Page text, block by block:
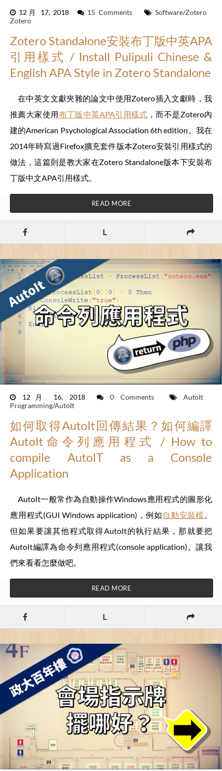
12月 17, 2018 15 Comments
Software/Zotero
Zotero
Zotero Standalone安裝布丁版中英APA
引用樣式 / Install Pulipuli Chinese &
English APA Style in Zotero Standalone
在中英文文獻夾雜的論文中使用Zotero插入文獻時，我
推薦大家使用布丁版中英APA引用樣式 ，而不是Zotero內
建的American Psychological Association 6th edition。我在
2014年時寫過Firefox擴充套件版本Zotero安裝引用樣式的
做法，這篇則是教大家在Zotero Standalone版本下安裝布
丁版中文APA引用樣式。
READ MORE
L
12月 16, 2018 0 Comments
AutoIt
Programming/AutoIt
如何取得AutoIt回傳結果？如何編譯
AutoIt命令列應用程式 / How to
compile AutoIT as a Console
Application
AutoIt一般常作為自動操作Windows應用程式的圖形化
應用程式(GUI Windows application)，例如 自動安裝檔。
但如果要讓其他程式取得AutoIt的執行結果，那就要把
AutoIt編譯為命令列應用程式(console application)。讓我
們來看看怎麼做吧。
READ MORE
L